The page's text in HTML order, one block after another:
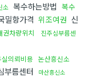
소 복수하는방법 복수
밀항가격 위조여권 신
권차량위치
진주심부름센
의뢰비용 논산흥신소
부름센터 마산흥신소